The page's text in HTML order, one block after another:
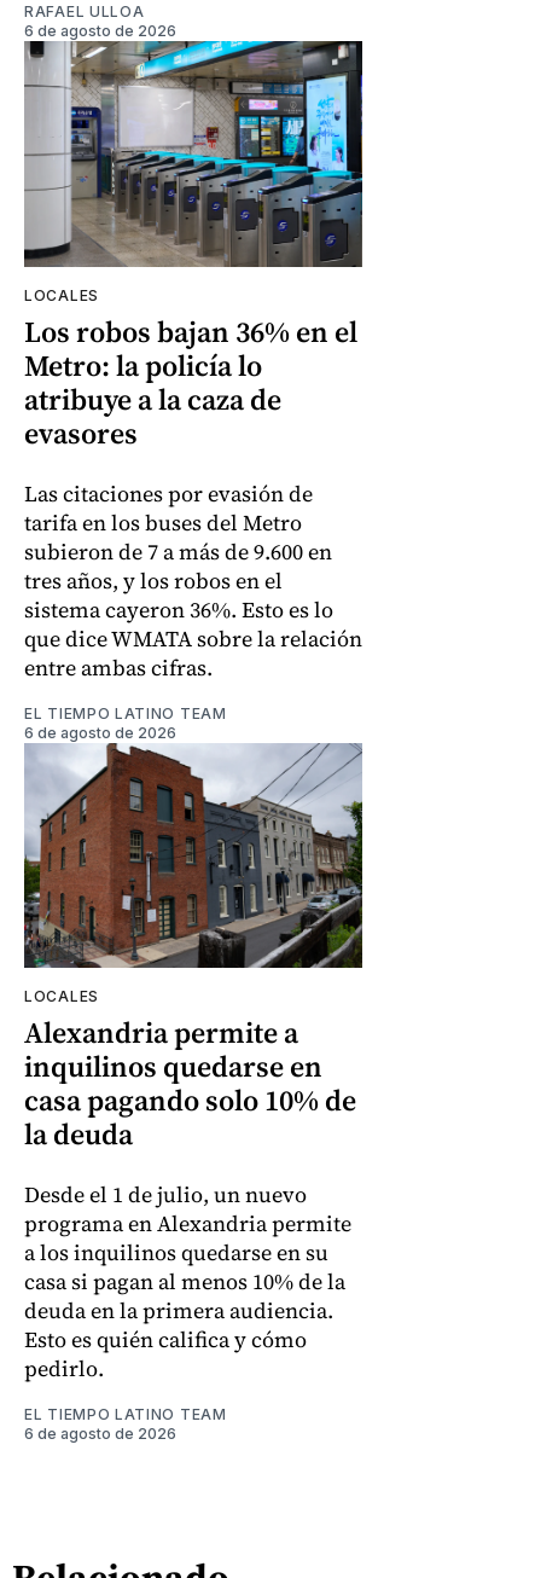
RAFAEL ULLOA
6 de agosto de 2026
LOCALES
Los robos bajan 36% en el
Metro: la policía lo
atribuye a la caza de
evasores
Las citaciones por evasión de
tarifa en los buses del Metro
subieron de 7 a más de 9.600 en
tres años, y los robos en el
sistema cayeron 36%. Esto es lo
que dice WMATA sobre la relación
entre ambas cifras.
EL TIEMPO LATINO TEAM
6 de agosto de 2026
LOCALES
Alexandria permite a
inquilinos quedarse en
casa pagando solo 10% de
la deuda
Desde el 1 de julio, un nuevo
programa en Alexandria permite
a los inquilinos quedarse en su
casa si pagan al menos 10% de la
deuda en la primera audiencia.
Esto es quién califica y cómo
pedirlo.
EL TIEMPO LATINO TEAM
6 de agosto de 2026